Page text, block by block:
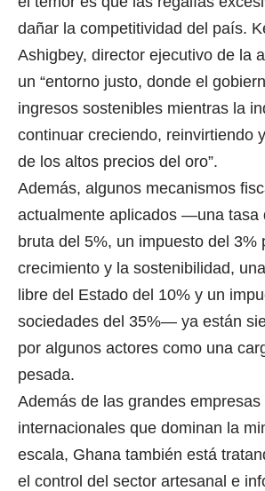
dañar la competitividad del país.
Ashigbey, director ejecutivo de la
un “entorno justo, donde el
ingresos sostenibles mientras la
continuar creciendo, reinvirtiendo
de los altos precios del oro”.
Además, algunos mecanismos
actualmente aplicados —una tasa
bruta del 5%, un impuesto del 3%
crecimiento y la sostenibilidad,
libre del Estado del 10% y un
sociedades del 35%— ya están
por algunos actores como una
pesada.
Además de las grandes empresas
internacionales que dominan la
escala, Ghana también está
el control del sector artesanal e